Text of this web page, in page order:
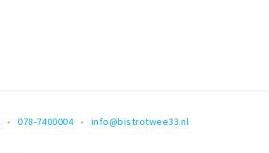
078-7400004 info@bistrotwee33.nl